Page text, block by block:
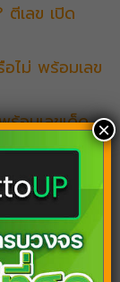
ตีเลข เปิด
ไม่ พร้อมเลข
ร้อมเลขเด็ด
วงทำนายฝัน
ลขเด็ดที่น่า
×